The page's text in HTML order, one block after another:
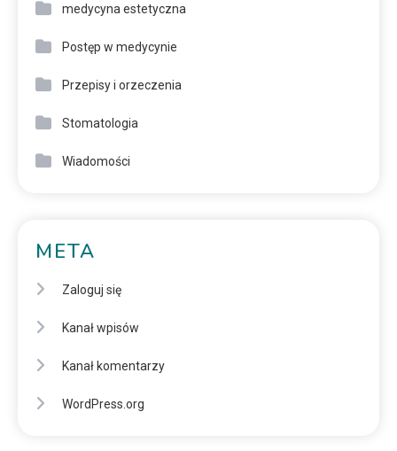
medycyna estetyczna
Postęp w medycynie
Przepisy i orzeczenia
Stomatologia
Wiadomości
META
Zaloguj się
Kanał wpisów
Kanał komentarzy
WordPress.org